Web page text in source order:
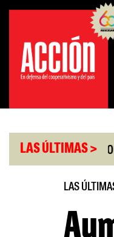
Saltar
contenido
LAS ÚLTIMAS >
San Cayetano |
LAS